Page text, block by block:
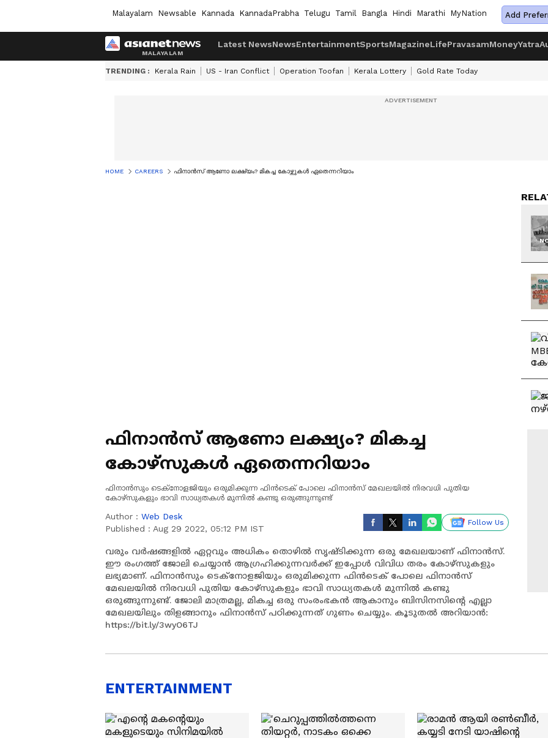
Malayalam Newsable Kannada KannadaPrabha Telugu Tamil Bangla Hindi Marathi MyNation Add
Latest NewsNewsEntertainmentSportsMagazineLifePravasamMoneyYatra
TRENDING : Kerala Rain US - Iran Conflict Operation Toofan Kerala Lottery Gold Rate Today
HOME CAREERS ഫിനാൻസ് ആണോ ലക്ഷ്യം? മികച്ച കോഴ്സുകൾ ഏതെന്നറിയാം
ഫിനാൻസ് ആണോ ലക്ഷ്യം? മികച്ച
കോഴ്സുകൾ ഏതെന്നറിയാം
ഫിനാൻസും ടെക്നോളജിയും ഒരുമിക്കുന്ന ഫിൻടെക് പോലെ ഫിനാൻസ് മേഖലയിൽ നിരവധി പുതിയ
കോഴ്സുകളും ഭാവി സാധ്യതകൾ മുന്നിൽ കണ്ടു ഒരുങ്ങുന്നുണ്ട്
Author : Web Desk
Published : Aug 29 2022, 05:12 PM IST
Follow Us
വരും വർഷങ്ങളിൽ ഏറ്റവും അധികം തൊഴിൽ സൃഷ്ടിക്കുന്ന ഒരു മേഖലയാണ് ഫിനാൻസ്.
ഈ രംഗത്ത് ജോലി ചെയ്യാൻ ആഗ്രഹിക്കുന്നവർക്ക് ഇപ്പോൾ വിവിധ തരം കോഴ്സുകളും
ലഭ്യമാണ്. ഫിനാൻസും ടെക്നോളജിയും ഒരുമിക്കുന്ന ഫിൻടെക് പോലെ ഫിനാൻസ്
മേഖലയിൽ നിരവധി പുതിയ കോഴ്സുകളും ഭാവി സാധ്യതകൾ മുന്നിൽ കണ്ടു
ഒരുങ്ങുന്നുണ്ട്. ജോലി മാത്രമല്ല, മികച്ച ഒരു സംരംഭകൻ ആകാനും ബിസിനസിന്റെ എല്ലാ
മേഖലയിലും തിളങ്ങാനും ഫിനാൻസ് പഠിക്കുന്നത് ഗുണം ചെയ്യും. കൂടുതൽ അറിയാൻ:
https://bit.ly/3wyO6TJ
ENTERTAINMENT